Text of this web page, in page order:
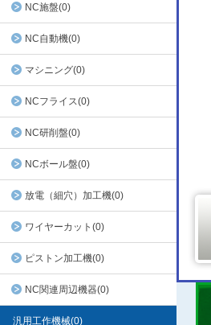
NC施盤(0)
NC自動機(0)
マシニング(0)
NCフライス(0)
NC研削盤(0)
NCボール盤(0)
放電（細穴）加工機(0)
ワイヤーカット(0)
ピストン加工機(0)
NC関連周辺機器(0)
汎用工作機械(0)